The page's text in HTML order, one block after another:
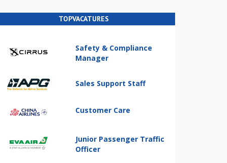
TOPVACATURES
Safety & Compliance
Manager
Sales Support Staff
Customer Care
Junior Passenger Traffic
Officer